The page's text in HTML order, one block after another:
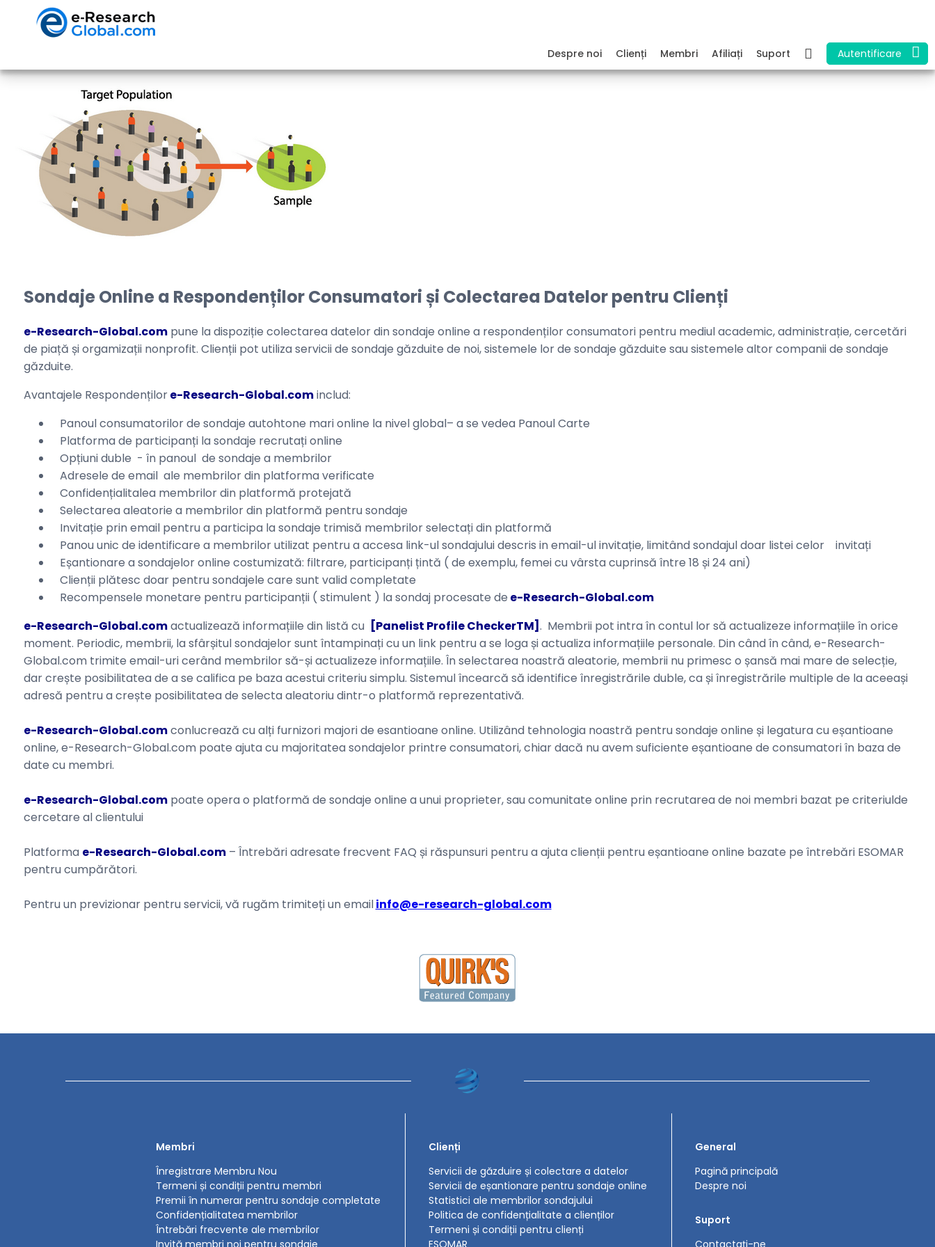
Despre noi Clienți Membri Afiliați Suport Autentificare
Sondaje Online a Respondenților Consumatori și Colectarea Datelor pentru Clienți
e-Research-Global.compune la dispoziție colectarea datelor din sondaje online a respondenților consumatori pentru mediul academic, administrație, cercetări
de piață și orgamizații nonprofit. Clienții pot utiliza servicii de sondaje găzduite de noi, sistemele lor de sondaje găzduite sau sistemele altor companii de sondaje
găzduite.
Avantajele Respondențilore-Research-Global.cominclud:
Panoul consumatorilor de sondaje autohtone mari online la nivel global– a se vedea Panoul Carte
Platforma de participanți la sondaje recrutați online
Opțiuni duble - în panoul de sondaje a membrilor
Adresele de email ale membrilor din platforma verificate
Confidențialitalea membrilor din platformă protejată
Selectarea aleatorie a membrilor din platformă pentru sondaje
Invitație prin email pentru a participa la sondaje trimisă membrilor selectați din platformă
Panou unic de identificare a membrilor utilizat pentru a accesa link-ul sondajului descris in email-ul invitație, limitând sondajul doar listei celor invitați
Eșantionare a sondajelor online costumizată: filtrare, participanți țintă ( de exemplu, femei cu vârsta cuprinsă între 18 și 24 ani)
Clienții plătesc doar pentru sondajele care sunt valid completate
Recompensele monetare pentru participanții ( stimulent ) la sondaj procesate de e-Research-Global.com
e-Research-Global.comactualizează informațiile din listă cu [Panelist Profile CheckerTM] . Membrii pot intra în contul lor să actualizeze informațiile în orice
moment. Periodic, membrii, la sfârșitul sondajelor sunt întampinați cu un link pentru a se loga și actualiza informațiile personale. Din când în când, e-Research-
Global.com trimite email-uri cerând membrilor să-și actualizeze informațiile. În selectarea noastră aleatorie, membrii nu primesc o șansă mai mare de selecție,
dar crește posibilitatea de a se califica pe baza acestui criteriu simplu. Sistemul încearcă să identifice înregistrările duble, ca și înregistrările multiple de la aceeași
adresă pentru a crește posibilitatea de selecta aleatoriu dintr-o platformă reprezentativă.
e-Research-Global.comconlucrează cu alți furnizori majori de esantioane online. Utilizând tehnologia noastră pentru sondaje online și legatura cu eșantioane
online, e-Research-Global.com poate ajuta cu majoritatea sondajelor printre consumatori, chiar dacă nu avem suficiente eșantioane de consumatori în baza de
date cu membri.
e-Research-Global.compoate opera o platformă de sondaje online a unui proprieter, sau comunitate online prin recrutarea de noi membri bazat pe criteriulde
cercetare al clientului
Platforma e-Research-Global.com– Întrebări adresate frecvent FAQ și răspunsuri pentru a ajuta clienții pentru eșantioane online bazate pe întrebări ESOMAR
pentru cumpărători.
Pentru un previzionar pentru servicii, vă rugăm trimiteți un emailinfo@e-research-global.com
Membri
Înregistrare Membru Nou
Termeni și condiții pentru membri
Premii în numerar pentru sondaje completate
Confidențialitatea membrilor
Întrebări frecvente ale membrilor
Invită membri noi pentru sondaje
Clienți
Servicii de găzduire și colectare a datelor
Servicii de eșantionare pentru sondaje online
Statistici ale membrilor sondajului
Politica de confidențialitate a clienților
Termeni și condiții pentru clienți
ESOMAR
General
Pagină principală
Despre noi
Suport
Contactați-ne